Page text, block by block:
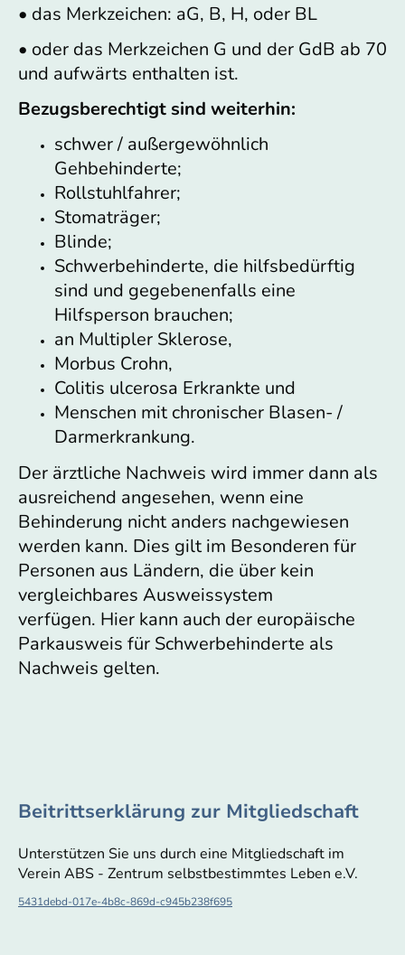
• das Merkzeichen: aG, B, H, oder BL
• oder das Merkzeichen G und der GdB ab 70
und aufwärts enthalten ist.
Bezugsberechtigt sind weiterhin:
schwer / außergewöhnlich
Gehbehinderte;
Rollstuhlfahrer;
Stomaträger;
Blinde;
Schwerbehinderte, die hilfsbedürftig
sind und gegebenenfalls eine
Hilfsperson brauchen;
an Multipler Sklerose,
Morbus Crohn,
Colitis ulcerosa Erkrankte und
Menschen mit chronischer Blasen- /
Darmerkrankung.
Der ärztliche Nachweis wird immer dann als
ausreichend angesehen, wenn eine
Behinderung nicht anders nachgewiesen
werden kann. Dies gilt im Besonderen für
Personen aus Ländern, die über kein
vergleichbares Ausweissystem
verfügen. Hier kann auch der europäische
Parkausweis für Schwerbehinderte als
Nachweis gelten.
Beitrittserklärung zur Mitgliedschaft
Unterstützen Sie uns durch eine Mitgliedschaft im
Verein ABS - Zentrum selbstbestimmtes Leben e.V.
5431debd-017e-4b8c-869d-c945b238f695